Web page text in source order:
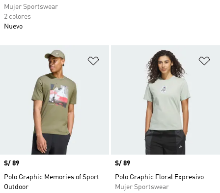
Añadir a la lista de deseos
Precio
S/ 89
Polo Graphic Memories of Sport
Outdoor
Precio
S/ 89
Polo Graphic Floral Expresivo
Mujer Sportswear
Mujer Sportswear
2 colores
Nuevo